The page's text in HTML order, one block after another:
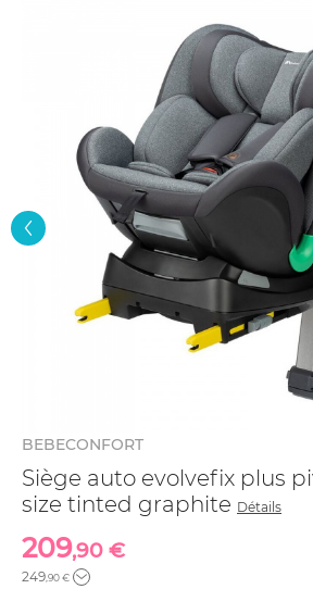
BEBECONFORT
Siège auto evolvefix plus
size tinted graphite Détails
209,90 €
249,90 €